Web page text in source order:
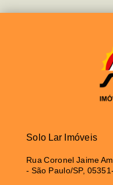
Solo Lar Imóveis
Rua Coronel Jaime
- São Paulo/SP,